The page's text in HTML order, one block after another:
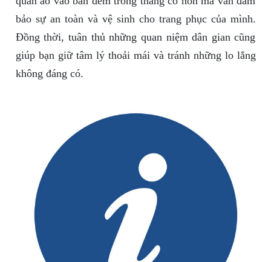
bảo sự an toàn và vệ sinh cho trang phục của mình.
Đồng thời, tuân thủ những quan niệm dân gian cũng
giúp bạn giữ tâm lý thoải mái và tránh những lo lắng
không đáng có.